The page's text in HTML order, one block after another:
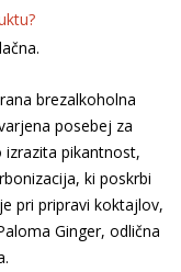
brezalkoholna
posebej za
pikantnost,
ki poskrbi
pri pripravi koktajlov,
Ginger, odlična